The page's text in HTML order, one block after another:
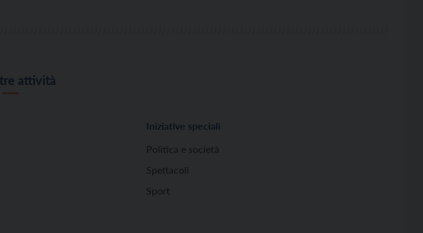
attività
Iniziative speciali
Politica e società
Spettacoli
Sport